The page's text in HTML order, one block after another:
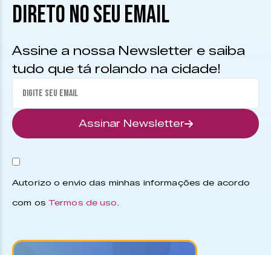
DIRETO NO SEU EMAIL
Assine a nossa Newsletter e saiba
tudo que tá rolando na cidade!
Assinar Newsletter
Autorizo o envio das minhas informações de acordo
com os Termos de uso.